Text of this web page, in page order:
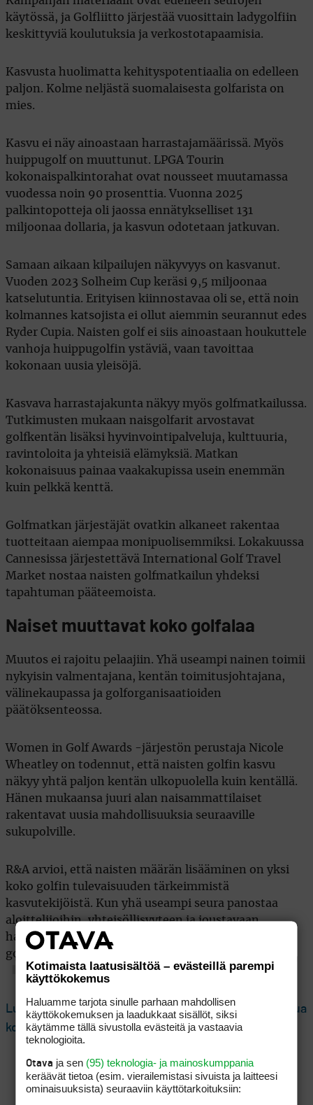
käytössä, ja Golfliitto järjestää vuosittain ladygolfiin
keskittyviä koulutuksia ja verkostotapaamisia.
Kasvusta huolimatta kehityspotentiaalia on edelleen
paljon. Kolme neljästä suomalaisesta golfarista on
mies.
Kasvu ei näy ainoastaan harrastajamäärissä. Myös
huippugolf on muuttunut. LPGA Tourin
kokonaispalkintorahat ovat nousseet muutamassa
vuodessa noin 90 prosenttia. Vuonna 2025
palkintopotteja oli jaossa ennätykselliset 131
miljoonaa dollaria, ja kasvun odotetaan jatkuvan.
Samaan aikaan kilpailujen näkyvyys on kasvanut.
Vuoden 2023 Solheim Cup keräsi 9,5 miljoonaa
katselutuntia. Erityisen kiinnostavaa oli se, että noin
kolmannes katsojista ei ollut aiemmin seurannut edes
Ryder Cupia. Naisten golf ei siis ainoastaan houkuttele
vanhoja huippugolfin ystäviä, vaan tavoittaa
kokonaan uusia yleisöjä.
Kasvava harrastajakunta näkyy myös golfmatkailussa.
Tutkimusten mukaan naisgolfarit arvostavat
golfkentän lisäksi hyvinvointipalveluja, kulttuuria,
ravintoloita ja yhteisiä elämyksiä. Matkan
kokonaisuus painaa vaakakupissa usein enemmän
kuin pelkkä kenttä.
Golfmatkan järjestäjät ovatkin alkaneet rakentaa
tuotteitaan aiempaa monipuolisemmiksi. Lokakuussa
Cannesissa järjestettävä International Golf Travel
Market nostaa naisten golfmatkailun yhdeksi
tapahtuman pääteemoista.
Naiset muuttavat koko golfalaa
Muutos ei rajoitu pelaajiin. Yhä useampi nainen toimii
nykyisin valmentajana, kentän toimitusjohtajana,
välinekaupassa ja golforganisaatioiden
päätöksenteossa.
Women in Golf Awards -järjestön perustaja Nicole
Wheatley on todennut, että naisten golfin kasvu
näkyy yhtä paljon kentän ulkopuolella kuin kentällä.
Hänen mukaansa juuri alan naisammattilaiset
rakentavat uusia mahdollisuuksia seuraaville
sukupolville.
R&A arvioi, että naisten määrän lisääminen on yksi
koko golfin tulevaisuuden tärkeimmistä
kasvutekijöistä. Kun yhä useampi seura panostaa
aloittelijoihin, yhteisöllisyyteen ja joustavaan
harrastamiseen, uusia pelaajia löytyy ryhmästä, jota
golf ei ole aiemmin tavoittanut yhtä tehokkaasti.
Lue seuraavaksi: Kentänhoitajakoulutus uhkasi loppua
kokonaan – nyt tulevaisuus näyttää valoisalta
Kotimaista laatusisältöä – evästeillä parempi
käyttökokemus
Haluamme tarjota sinulle parhaan mahdollisen
käyttökokemuksen ja laadukkaat sisällöt, siksi
käytämme tällä sivustolla evästeitä ja vastaavia
teknologioita.
Otava ja sen (95) teknologia- ja mainoskumppania
keräävät tietoa (esim. vierailemis­tasi sivuista ja laitteesi
ominaisuuk­sista) seuraaviin käyttötarkoituksiin: